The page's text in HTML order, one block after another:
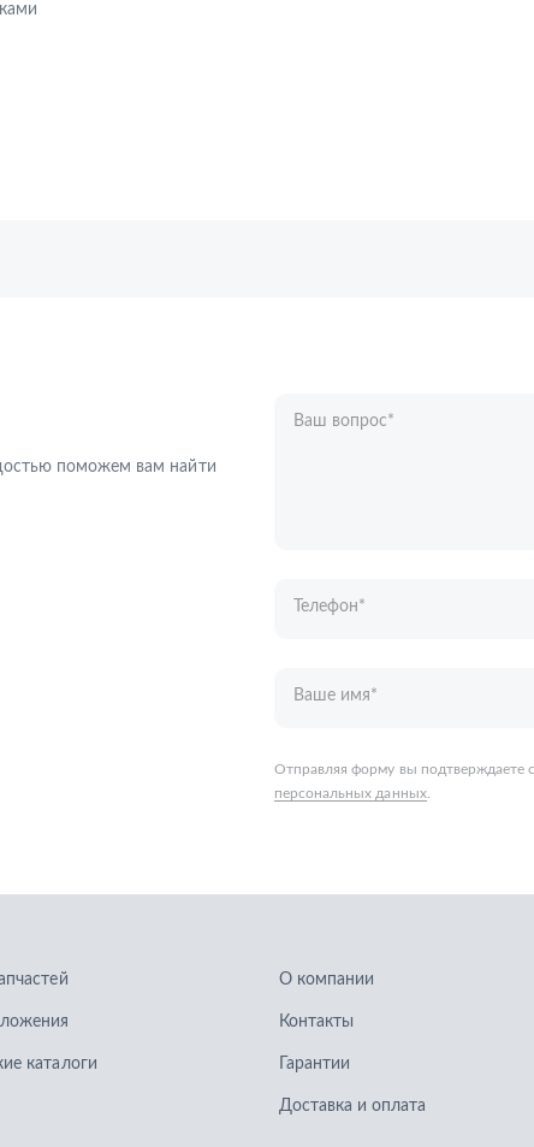
поможем вам найти
Ваш вопрос*
каталоги
Контакты
Гарантии
Доставка и оплата